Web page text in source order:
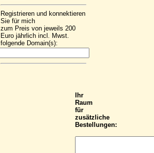
Registrieren und konnektieren
Sie für mich
zum Preis von jeweils 200
Euro jährlich incl. Mwst.
folgende Domain(s):
Ihr
Raum
für
zusätzliche
Bestellungen: